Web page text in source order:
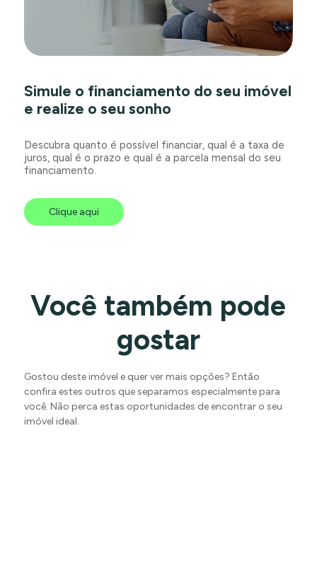
Simule o financiamento do seu imóvel
e realize o seu sonho
Descubra quanto é possível financiar, qual é a taxa de
juros, qual é o prazo e qual é a parcela mensal do seu
financiamento.
Clique aqui
Você também pode
gostar
Gostou deste imóvel e quer ver mais opções? Então
confira estes outros que separamos especialmente para
você. Não perca estas oportunidades de encontrar o seu
imóvel ideal.